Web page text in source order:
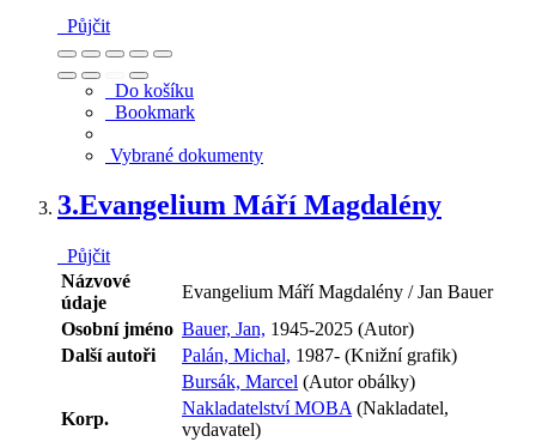
Půjčit
Do košíku
Bookmark
Vybrané dokumenty
3.Evangelium Máří Magdalény
Půjčit
Názvové
údaje
Evangelium Máří Magdalény / Jan Bauer
Osobní jméno Bauer, Jan, 1945-2025 (Autor)
Další autoři
Palán, Michal, 1987- (Knižní grafik)
Bursák, Marcel (Autor obálky)
Korp.
Nakladatelství MOBA (Nakladatel,
vydavatel)